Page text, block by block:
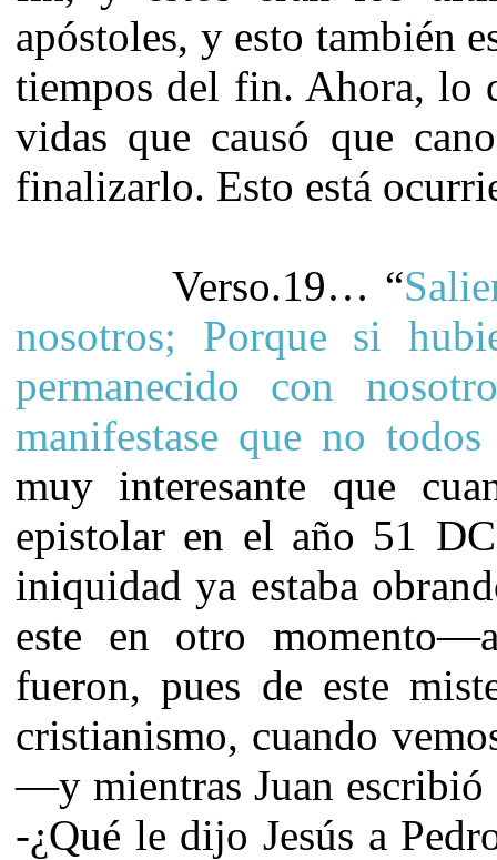
apóstoles, y esto también
tiempos del fin. Ahora, lo
vidas que causó que
finalizarlo. Esto está
Verso.19… “
nosotros; Porque si
permanecido con
manifestase que no todos
muy interesante que
epistolar en el año 51
iniquidad ya estaba
este en otro
fueron, pues de este
cristianismo, cuando
—y mientras Juan
-¿Qué le dijo Jesús a